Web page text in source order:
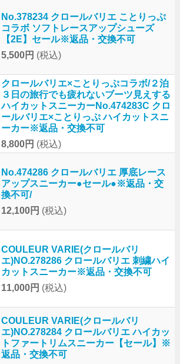
No.378234 クロールバリエ ことりっぷ
コラボ ソフトレースアップシューズ
【2E】セール※返品・交換不可
5,500円 (税込)
クロールバリエ×ことりっぷコラボ/２泊
３日の旅行でも疲れないブーツ見えする
ハイカットスニーカーNo.474283C クロ
ールバリエ×ことりっぷ ハイカットスニ
ーカー※返品・交換不可
8,800円 (税込)
No.474286 クロールバリエ 厚底レース
アップスニーカー●セール●※返品・交
換不可/
12,100円 (税込)
COULEUR VARIE(クロールバリ
エ)NO.278286 クロールバリエ 刺繍ハイ
カットスニーカー※返品・交換不可
11,000円 (税込)
COULEUR VARIE(クロールバリ
エ)NO.278284 クロールバリエ ハイカッ
トファートリムスニーカー【セール】※
返品・交換不可